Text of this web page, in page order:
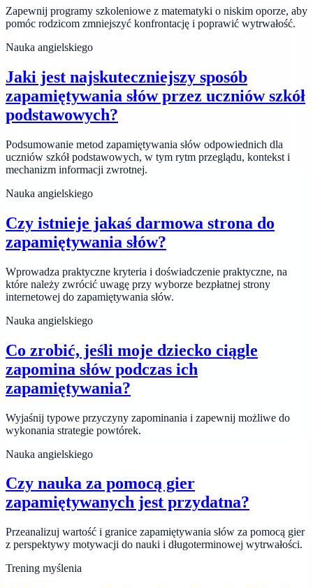
Zapewnij programy szkoleniowe z matematyki o niskim oporze, aby
pomóc rodzicom zmniejszyć konfrontację i poprawić wytrwałość.
Nauka angielskiego
Jaki jest najskuteczniejszy sposób
zapamiętywania słów przez uczniów szkół
podstawowych?
Podsumowanie metod zapamiętywania słów odpowiednich dla
uczniów szkół podstawowych, w tym rytm przeglądu, kontekst i
mechanizm informacji zwrotnej.
Nauka angielskiego
Czy istnieje jakaś darmowa strona do
zapamiętywania słów?
Wprowadza praktyczne kryteria i doświadczenie praktyczne, na
które należy zwrócić uwagę przy wyborze bezpłatnej strony
internetowej do zapamiętywania słów.
Nauka angielskiego
Co zrobić, jeśli moje dziecko ciągle
zapomina słów podczas ich
zapamiętywania?
Wyjaśnij typowe przyczyny zapominania i zapewnij możliwe do
wykonania strategie powtórek.
Nauka angielskiego
Czy nauka za pomocą gier
zapamiętywanych jest przydatna?
Przeanalizuj wartość i granice zapamiętywania słów za pomocą gier
z perspektywy motywacji do nauki i długoterminowej wytrwałości.
Trening myślenia